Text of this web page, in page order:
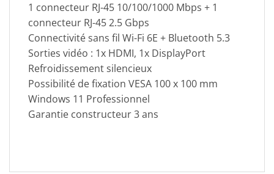
1 connecteur RJ-45 10/100/1000 Mbps + 1
connecteur RJ-45 2.5 Gbps
Connectivité sans fil Wi-Fi 6E + Bluetooth 5.3
Sorties vidéo : 1x HDMI, 1x DisplayPort
Refroidissement silencieux
Possibilité de fixation VESA 100 x 100 mm
Windows 11 Professionnel
Garantie constructeur 3 ans